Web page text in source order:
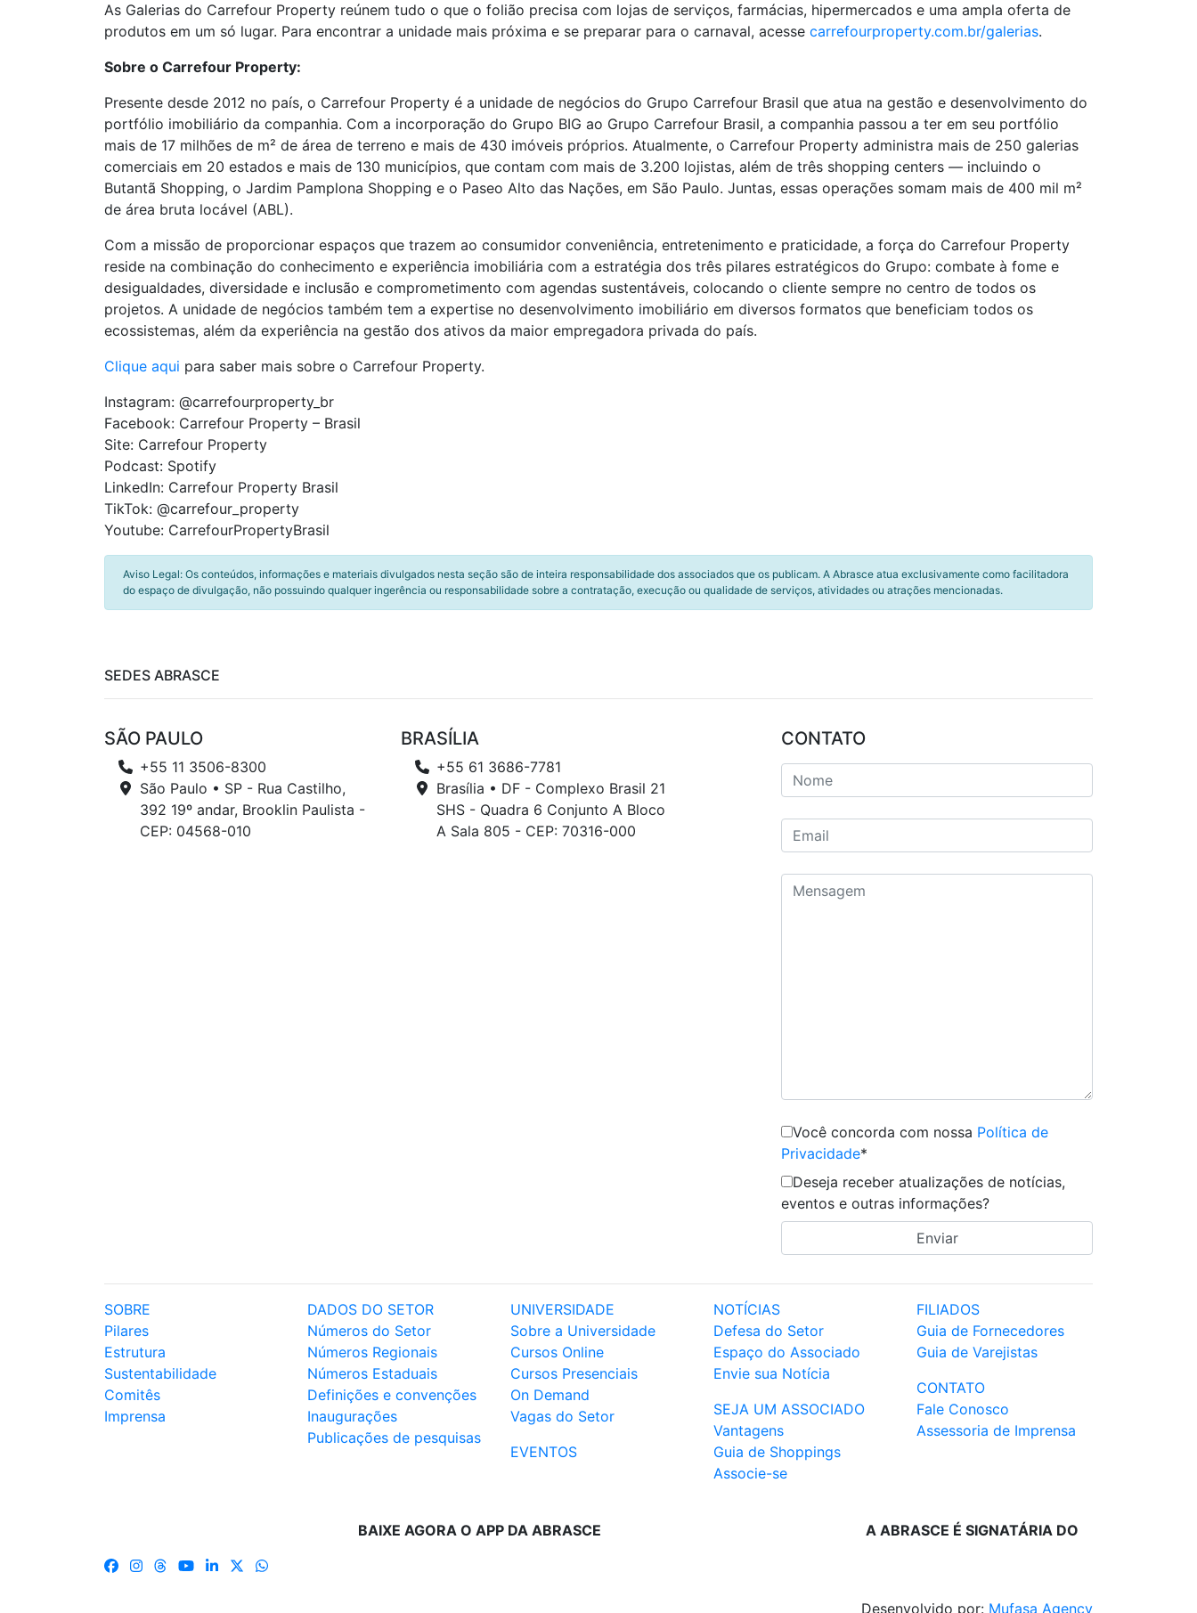
As Galerias do Carrefour Property reúnem tudo o que o folião precisa com lojas de serviços, farmácias, hipermercados e uma ampla oferta de
produtos em um só lugar. Para encontrar a unidade mais próxima e se preparar para o carnaval, acesse carrefourproperty.com.br/galerias.
Sobre o Carrefour Property:
Presente desde 2012 no país, o Carrefour Property é a unidade de negócios do Grupo Carrefour Brasil que atua na gestão e desenvolvimento do
portfólio imobiliário da companhia. Com a incorporação do Grupo BIG ao Grupo Carrefour Brasil, a companhia passou a ter em seu portfólio
mais de 17 milhões de m² de área de terreno e mais de 430 imóveis próprios. Atualmente, o Carrefour Property administra mais de 250 galerias
comerciais em 20 estados e mais de 130 municípios, que contam com mais de 3.200 lojistas, além de três shopping centers — incluindo o
Butantã Shopping, o Jardim Pamplona Shopping e o Paseo Alto das Nações, em São Paulo. Juntas, essas operações somam mais de 400 mil m²
de área bruta locável (ABL).
Com a missão de proporcionar espaços que trazem ao consumidor conveniência, entretenimento e praticidade, a força do Carrefour Property
reside na combinação do conhecimento e experiência imobiliária com a estratégia dos três pilares estratégicos do Grupo: combate à fome e
desigualdades, diversidade e inclusão e comprometimento com agendas sustentáveis, colocando o cliente sempre no centro de todos os
projetos. A unidade de negócios também tem a expertise no desenvolvimento imobiliário em diversos formatos que beneficiam todos os
ecossistemas, além da experiência na gestão dos ativos da maior empregadora privada do país.
Clique aqui para saber mais sobre o Carrefour Property.
Instagram: @carrefourproperty_br
Facebook: Carrefour Property – Brasil
Site: Carrefour Property
Podcast: Spotify
LinkedIn: Carrefour Property Brasil
TikTok: @carrefour_property
Youtube: CarrefourPropertyBrasil
Aviso Legal: Os conteúdos, informações e materiais divulgados nesta seção são de inteira responsabilidade dos associados que os publicam. A Abrasce atua exclusivamente como facilitadora
do espaço de divulgação, não possuindo qualquer ingerência ou responsabilidade sobre a contratação, execução ou qualidade de serviços, atividades ou atrações mencionadas.
SEDES ABRASCE
SÃO PAULO
+55 11 3506-8300
São Paulo • SP - Rua Castilho,
392 19º andar, Brooklin Paulista -
CEP: 04568-010
BRASÍLIA
+55 61 3686-7781
Brasília • DF - Complexo Brasil 21
SHS - Quadra 6 Conjunto A Bloco
A Sala 805 - CEP: 70316-000
CONTATO
Você concorda com nossa Política de
Privacidade*
Deseja receber atualizações de notícias,
eventos e outras informações?
SOBRE
Pilares
Estrutura
Sustentabilidade
Comitês
Imprensa
DADOS DO SETOR
Números do Setor
Números Regionais
Números Estaduais
Definições e convenções
Inaugurações
Publicações de pesquisas
UNIVERSIDADE
Sobre a Universidade
Cursos Online
Cursos Presenciais
On Demand
Vagas do Setor
EVENTOS
NOTÍCIAS
Defesa do Setor
Espaço do Associado
Envie sua Notícia
SEJA UM ASSOCIADO
Vantagens
Guia de Shoppings
Associe-se
FILIADOS
Guia de Fornecedores
Guia de Varejistas
CONTATO
Fale Conosco
Assessoria de Imprensa
BAIXE AGORA O APP DA ABRASCE A ABRASCE É SIGNATÁRIA DO
Desenvolvido por: Mufasa Agency